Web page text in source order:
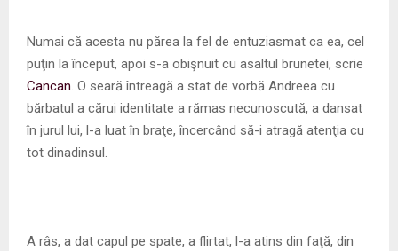
Numai că acesta nu părea la fel de entuziasmat ca ea, cel
puţin la început, apoi s-a obişnuit cu asaltul brunetei, scrie
Cancan. O seară întreagă a stat de vorbă Andreea cu
bărbatul a cărui identitate a rămas necunoscută, a dansat
în jurul lui, l-a luat în braţe, încercând să-i atragă atenţia cu
tot dinadinsul.
A râs, a dat capul pe spate, a flirtat, l-a atins din faţă, din